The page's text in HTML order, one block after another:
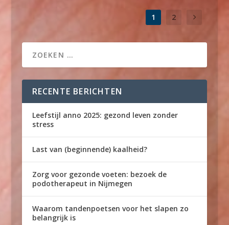
1 2
RECENTE BERICHTEN
Leefstijl anno 2025: gezond leven zonder
stress
Last van (beginnende) kaalheid?
Zorg voor gezonde voeten: bezoek de
podotherapeut in Nijmegen
Waarom tandenpoetsen voor het slapen zo
belangrijk is